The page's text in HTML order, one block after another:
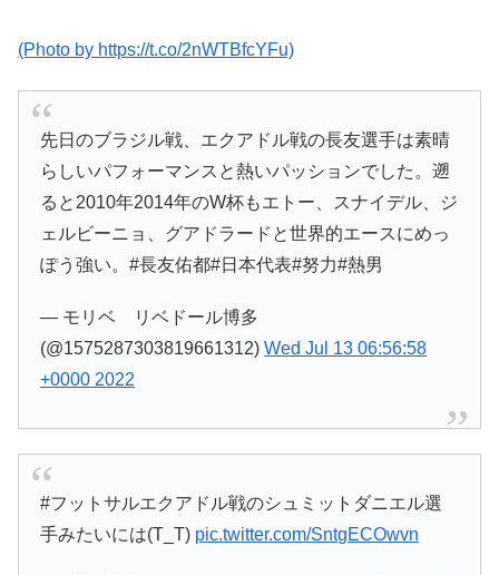
(Photo by https://t.co/2nWTBfcYFu)
先日のブラジル戦、エクアドル戦の長友選手は素晴
らしいパフォーマンスと熱いパッションでした。遡
ると2010年2014年のW杯もエトー、スナイデル、ジ
ェルビーニョ、グアドラードと世界的エースにめっ
ぽう強い。#長友佑都#日本代表#努力#熱男
— モリベ リベドール博多
(@1575287303819661312)Wed Jul 13 06:56:58
+0000 2022
#フットサルエクアドル戦のシュミットダニエル選
手みたいには(T_T) pic.twitter.com/SntgECOwvn